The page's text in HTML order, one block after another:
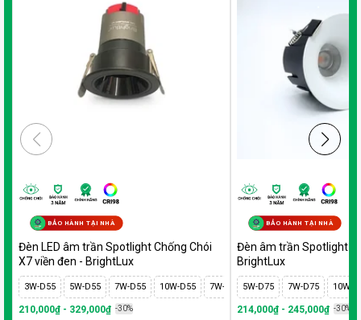
BẢO HÀNH TẠI NHÀ
Đèn LED âm trần Spotlight Chống Chói
X7 viền đen - BrightLux
3W-D55 5W-D55 7W-D55 10W-D55 7W-D75 10W-D75 12W-D75
210,000₫ - 329,000₫ -30%
BẢO HÀNH TẠI NHÀ
Đèn âm trần Spotlight
BrightLux
5W-D75 7W-D75 10W-
214,000₫ - 245,000₫ -30%